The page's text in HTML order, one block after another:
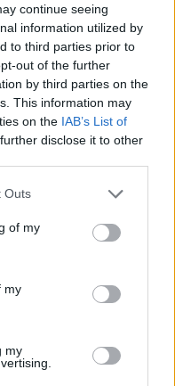
continue seeing
information utilized by
to third parties prior to
out of the further
by third parties on the
This information may
on the IAB’s List of
disclose it to other
Outs
of my
my
my